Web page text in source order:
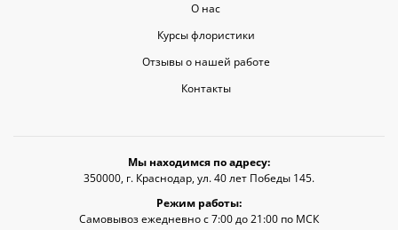
О нас
Курсы флористики
Отзывы о нашей работе
Контакты
Мы находимся по адресу:
350000, г. Краснодар, ул. 40 лет Победы 145.
Режим работы:
Самовывоз ежедневно с 7:00 до 21:00 по МСК